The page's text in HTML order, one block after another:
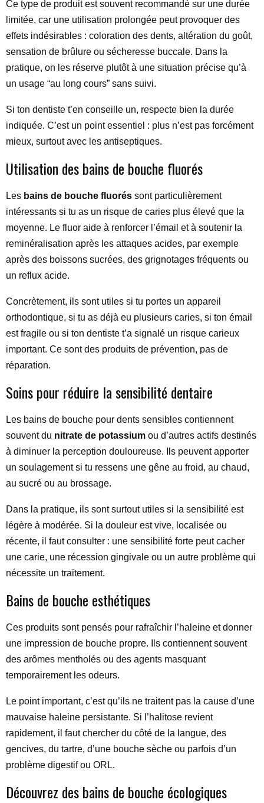
Ce type de produit est souvent recommandé sur une durée
limitée, car une utilisation prolongée peut provoquer des
effets indésirables : coloration des dents, altération du goût,
sensation de brûlure ou sécheresse buccale. Dans la
pratique, on les réserve plutôt à une situation précise qu’à
un usage “au long cours” sans suivi.
Si ton dentiste t’en conseille un, respecte bien la durée
indiquée. C’est un point essentiel : plus n’est pas forcément
mieux, surtout avec les antiseptiques.
Utilisation des bains de bouche fluorés
Les bains de bouche fluorés sont particulièrement
intéressants si tu as un risque de caries plus élevé que la
moyenne. Le fluor aide à renforcer l’émail et à soutenir la
reminéralisation après les attaques acides, par exemple
après des boissons sucrées, des grignotages fréquents ou
un reflux acide.
Concrètement, ils sont utiles si tu portes un appareil
orthodontique, si tu as déjà eu plusieurs caries, si ton émail
est fragile ou si ton dentiste t’a signalé un risque carieux
important. Ce sont des produits de prévention, pas de
réparation.
Soins pour réduire la sensibilité dentaire
Les bains de bouche pour dents sensibles contiennent
souvent du nitrate de potassium ou d’autres actifs destinés
à diminuer la perception douloureuse. Ils peuvent apporter
un soulagement si tu ressens une gêne au froid, au chaud,
au sucré ou au brossage.
Dans la pratique, ils sont surtout utiles si la sensibilité est
légère à modérée. Si la douleur est vive, localisée ou
récente, il faut consulter : une sensibilité forte peut cacher
une carie, une récession gingivale ou un autre problème qui
nécessite un traitement.
Bains de bouche esthétiques
Ces produits sont pensés pour rafraîchir l’haleine et donner
une impression de bouche propre. Ils contiennent souvent
des arômes mentholés ou des agents masquant
temporairement les odeurs.
Le point important, c’est qu’ils ne traitent pas la cause d’une
mauvaise haleine persistante. Si l’halitose revient
rapidement, il faut chercher du côté de la langue, des
gencives, du tartre, d’une bouche sèche ou parfois d’un
problème digestif ou ORL.
Découvrez des bains de bouche écologiques